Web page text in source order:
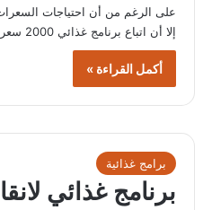
على الرغم من أن احتياجات
إلا أن اتباع برنامج غذائي 2000 سعرة حرارية يمكن…
أكمل القراءة »
برامج غذائية